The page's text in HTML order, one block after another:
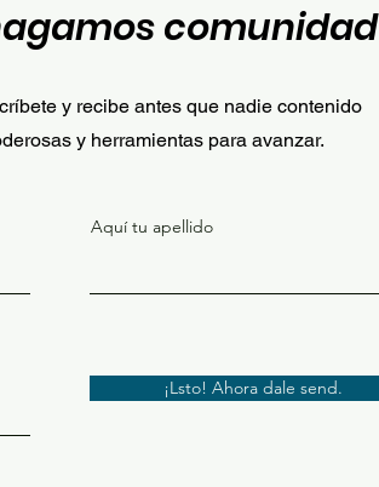
comunidad
y recibe antes que nadie contenido
y herramientas para avanzar.
Aquí tu apellido
¡Lsto! Ahora dale send.